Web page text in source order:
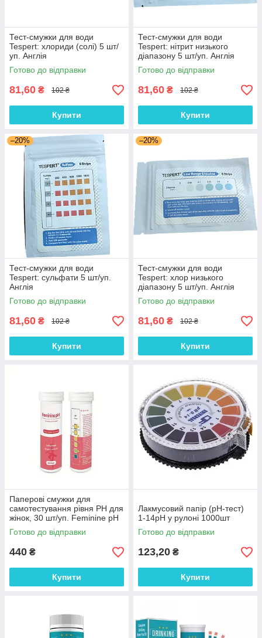
Тест-смужки для води
Tespert: хлориди (солі) 5 шт/
уп. Англія
Готово до відправки
81,60 ₴ 102 ₴
Купити
Тест-смужки для води
Tespert: нітрит низького
діапазону 5 шт/уп. Англія
Готово до відправки
81,60 ₴ 102 ₴
Купити
–20%
Тест-смужки для води
Tespert: сульфати 5 шт/уп.
Англія
Готово до відправки
81,60 ₴ 102 ₴
Купити
–20%
Тест-смужки для води
Tespert: хлор низького
діапазону 5 шт/уп. Англія
Готово до відправки
81,60 ₴ 102 ₴
Купити
Паперові смужки для
самотестування рівня PH для
жінок, 30 шт/уп. Feminine pH
Готово до відправки
440 ₴
Купити
Лакмусовий папір (pH-тест)
1-14рН у рулоні 1000шт
Готово до відправки
123,20 ₴
Купити